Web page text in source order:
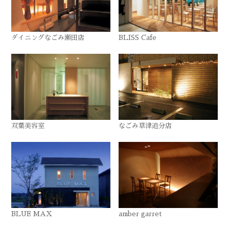
ダイニングなごみ瀬田店 BLISS Cafe
双葉美容室 なごみ草津追分店
BLUE MAX amber garret